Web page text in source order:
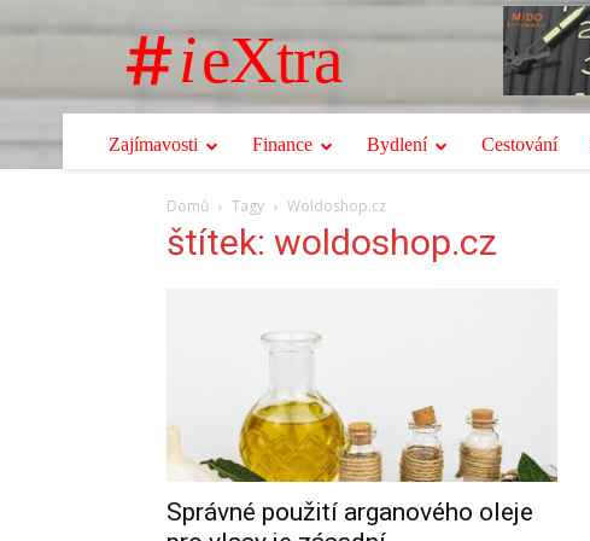
ieXtra
Zajímavosti Finance Bydlení Cestování
Domů Tagy Woldoshop.cz
štítek: woldoshop.cz
Správné použití arganového oleje